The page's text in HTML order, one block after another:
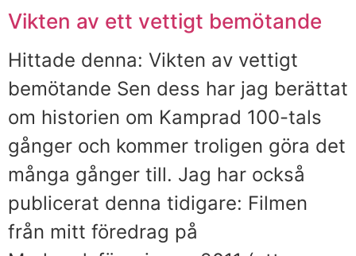
Vikten av ett vettigt bemötande
Hittade denna: Vikten av vettigt
bemötande Sen dess har jag berättat
om historien om Kamprad 100-tals
gånger och kommer troligen göra det
många gånger till. Jag har också
publicerat denna tidigare: Filmen
från mitt föredrag på